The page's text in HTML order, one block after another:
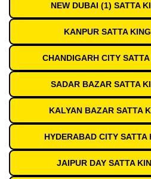
NEW DUBAI (1) SATTA
KANPUR SATTA
CHANDIGARH CITY
SADAR BAZAR SATTA
KALYAN BAZAR SATTA
HYDERABAD CITY
JAIPUR DAY SATTA